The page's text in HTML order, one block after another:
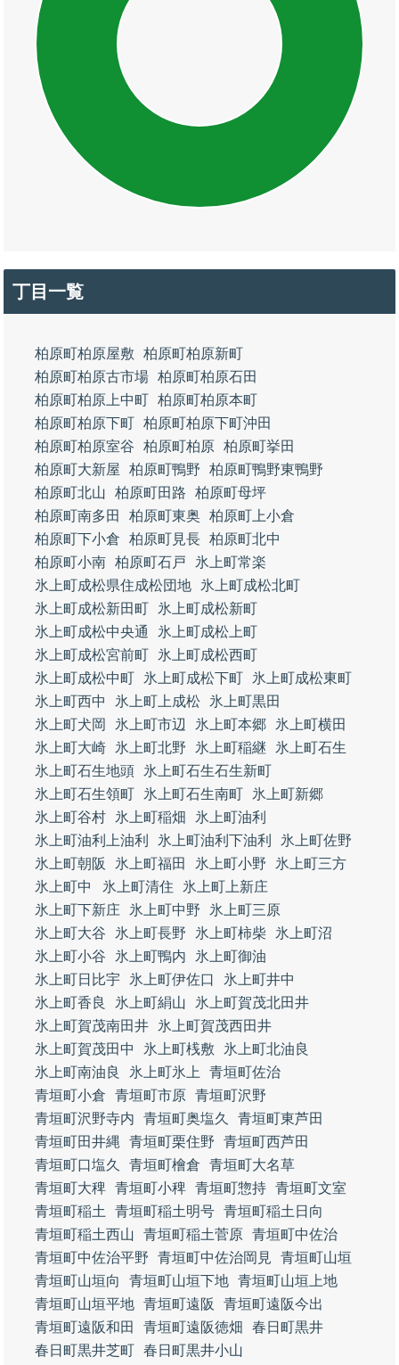
丁目一覧
柏原町柏原屋敷
柏原町柏原新町
柏原町柏原古市場 柏原町柏原石田
柏原町柏原上中町 柏原町柏原本町
柏原町柏原下町 柏原町柏原下町沖田
柏原町柏原室谷
柏原町柏原 柏原町挙田
柏原町大新屋
柏原町鴨野
柏原町鴨野東鴨野
柏原町北山
柏原町田路
柏原町母坪
柏原町南多田
柏原町東奥
柏原町上小倉
柏原町下小倉
柏原町見長 柏原町北中
柏原町小南 柏原町石戸
氷上町常楽
氷上町成松県住成松団地
氷上町成松北町
氷上町成松新田町
氷上町成松新町
氷上町成松中央通
氷上町成松上町
氷上町成松宮前町
氷上町成松西町
氷上町成松中町
氷上町成松下町
氷上町成松東町
氷上町西中
氷上町上成松
氷上町黒田
氷上町犬岡
氷上町市辺 氷上町本郷
氷上町横田
氷上町大崎
氷上町北野 氷上町稲継
氷上町石生
氷上町石生地頭
氷上町石生石生新町
氷上町石生領町
氷上町石生南町
氷上町新郷
氷上町谷村
氷上町稲畑
氷上町油利
氷上町油利上油利
氷上町油利下油利
氷上町佐野
氷上町朝阪
氷上町福田 氷上町小野
氷上町三方
氷上町中
氷上町清住
氷上町上新庄
氷上町下新庄
氷上町中野
氷上町三原
氷上町大谷
氷上町長野 氷上町柿柴
氷上町沼
氷上町小谷
氷上町鴨内
氷上町御油
氷上町日比宇
氷上町伊佐口
氷上町井中
氷上町香良
氷上町絹山
氷上町賀茂北田井
氷上町賀茂南田井
氷上町賀茂西田井
氷上町賀茂田中
氷上町桟敷
氷上町北油良
氷上町南油良
氷上町氷上
青垣町佐治
青垣町小倉
青垣町市原 青垣町沢野
青垣町沢野寺内
青垣町奥塩久
青垣町東芦田
青垣町田井縄
青垣町栗住野
青垣町西芦田
青垣町口塩久
青垣町檜倉
青垣町大名草
青垣町大稗 青垣町小稗 青垣町惣持 青垣町文室
青垣町稲土
青垣町稲土明号 青垣町稲土日向
青垣町稲土西山
青垣町稲土菅原 青垣町中佐治
青垣町中佐治平野
青垣町中佐治岡見
青垣町山垣
青垣町山垣向
青垣町山垣下地 青垣町山垣上地
青垣町山垣平地 青垣町遠阪
青垣町遠阪今出
青垣町遠阪和田
青垣町遠阪徳畑
春日町黒井
春日町黒井芝町 春日町黒井小山